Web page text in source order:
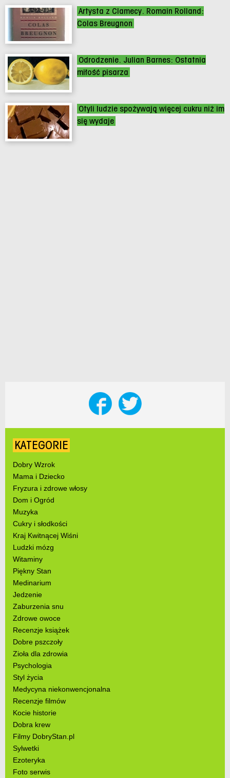
Artysta z Clamecy. Romain Rolland:
Colas Breugnon
Odrodzenie. Julian Barnes: Ostatnia
miłość pisarza
Otyli ludzie spożywają więcej cukru niż im
się wydaje
KATEGORIE
Dobry Wzrok
Mama i Dziecko
Fryzura i zdrowe włosy
Dom i Ogród
Muzyka
Cukry i słodkości
Kraj Kwitnącej Wiśni
Ludzki mózg
Witaminy
Piękny Stan
Medinarium
Jedzenie
Zaburzenia snu
Zdrowe owoce
Recenzje książek
Dobre pszczoły
Zioła dla zdrowia
Psychologia
Styl życia
Medycyna niekonwencjonalna
Recenzje filmów
Kocie historie
Dobra krew
Filmy DobryStan.pl
Sylwetki
Ezoteryka
Foto serwis